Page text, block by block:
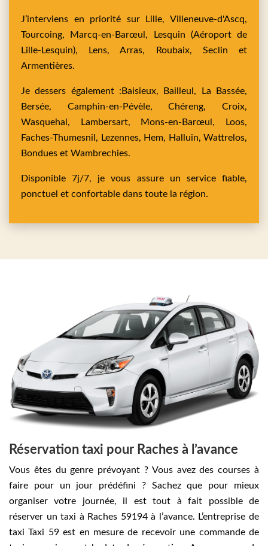
J’interviens en priorité surLille,Villeneuve-d'Ascq,
Tourcoing,
Marcq-en-Barœul, Lesquin (Aéroport de
Lille-Lesquin), Lens,Arras, Roubaix, Seclin et
Armentières.
Je dessers également : Baisieux, Bailleul,
La Bassée,
Bersée, Camphin-en-Pévèle,Chéreng,Croix,
Wasquehal,
Lambersart, Mons-en-Barœul,
Loos,
Faches-Thumesnil, Lezennes, Hem, Halluin, Wattrelos,
Bondues et Wambrechies.
Disponible 7j/7, je vous assure un service fiable,
ponctuel et confortable dans toute la région.
Réservation taxi pour Raches à l’avance
Vous êtes du genre prévoyant ? Vous avez des courses à
faire pour un jour prédéfini ? Sachez que pour mieux
organiser votre journée, il est tout à fait possible de
réserver un taxi à Raches 59194 à l’avance. L’entreprise de
taxi Taxi 59 est en mesure de recevoir une commande de